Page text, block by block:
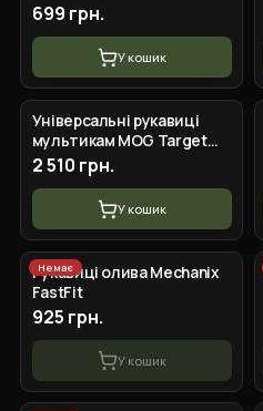
699 грн.
У кошик
Універсальні рукавиці
мультикам MOG Target
Light Duty XXL
2 510 грн.
У кошик
Немає
Рукавиці олива Mechanix
FastFit
925 грн.
У кошик